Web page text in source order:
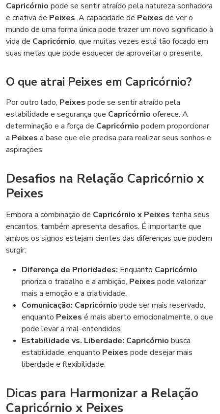
Capricórnio pode se sentir atraído pela natureza sonhadora
e criativa de Peixes. A capacidade de Peixes de ver o
mundo de uma forma única pode trazer um novo significado à
vida de Capricórnio, que muitas vezes está tão focado em
suas metas que pode esquecer de aproveitar o presente.
O que atrai Peixes em Capricórnio?
Por outro lado, Peixes pode se sentir atraído pela
estabilidade e segurança que Capricórnio oferece. A
determinação e a força de Capricórnio podem proporcionar
a Peixes a base que ele precisa para realizar seus sonhos e
aspirações.
Desafios na Relação Capricórnio x
Peixes
Embora a combinação de Capricórnio x Peixes tenha seus
encantos, também apresenta desafios. É importante que
ambos os signos estejam cientes das diferenças que podem
surgir:
Diferença de Prioridades: Enquanto Capricórnio
prioriza o trabalho e a ambição, Peixes pode valorizar
mais a emoção e a criatividade.
Comunicação: Capricórnio pode ser mais reservado,
enquanto Peixes é mais aberto emocionalmente, o que
pode levar a mal-entendidos.
Estabilidade vs. Liberdade: Capricórnio busca
estabilidade, enquanto Peixes pode desejar mais
liberdade e flexibilidade.
Dicas para Harmonizar a Relação
Capricórnio x Peixes